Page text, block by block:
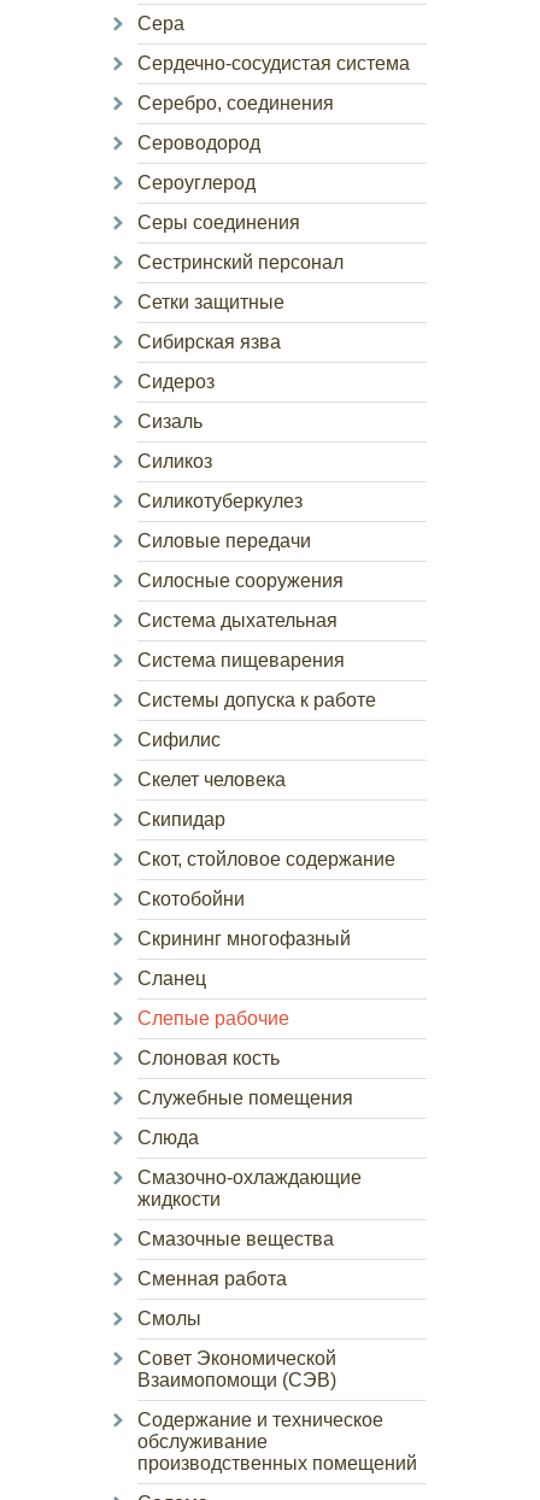
Сера
Сердечно-сосудистая система
Серебро, соединения
Сероводород
Сероуглерод
Серы соединения
Сестринский персонал
Сетки защитные
Сибирская язва
Сидероз
Сизаль
Силикоз
Силикотуберкулез
Силовые передачи
Силосные сооружения
Система дыхательная
Система пищеварения
Системы допуска к работе
Сифилис
Скелет человека
Скипидар
Скот, стойловое содержание
Скотобойни
Скрининг многофазный
Сланец
Слепые рабочие
Слоновая кость
Служебные помещения
Слюда
Смазочно-охлаждающие
жидкости
Смазочные вещества
Сменная работа
Смолы
Совет Экономической
Взаимопомощи (СЭВ)
Содержание и техническое
обслуживание
производственных помещений